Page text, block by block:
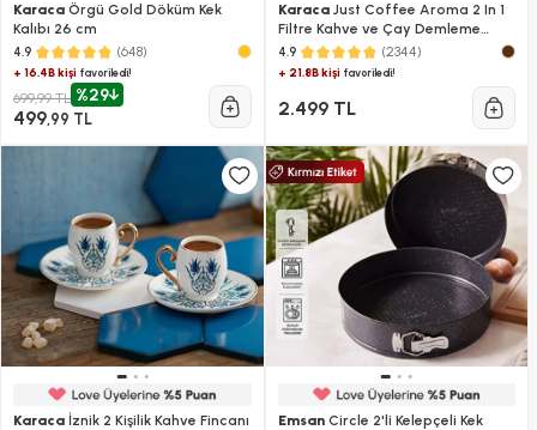
Karaca Örgü Gold Döküm Kek
Kalıbı 26 cm
4.9 (648)
+ 16.4B kişi favoriledi!
699,99 TL %29
499,99 TL
KaracaJust Coffee Aroma 2 In 1
Filtre Kahve ve Çay Demleme
Makinesi Latte
4.9 (2344)
+ 21.8B kişifavoriledi!
2.499 TL
Karaca İznik 2 Kişilik Kahve Fincanı
EmsanCircle 2'li Kelepçeli Kek